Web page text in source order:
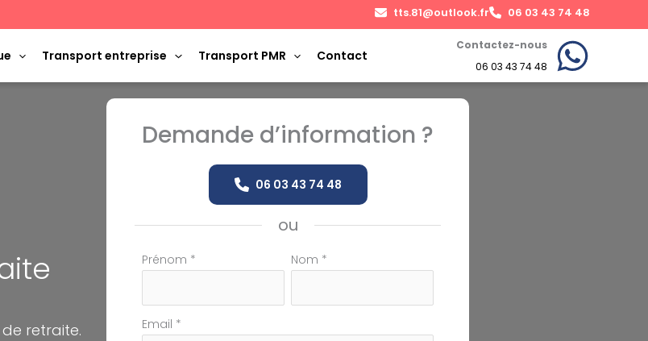
tts.81@outlook.fr 06 03 43 74 48
Transport entreprise Transport PMR Contact
Contactez-nous
06 03 43 74 48
retraite.
Demande d’information ?
06 03 43 74 48
ou
Formulaire
téléphone
Prénom * Nom *
Email *